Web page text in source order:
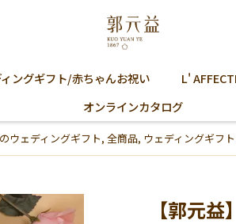
ングギフト/赤ちゃんお祝い L'
オンラインカタログ
ウェディングギフト, 全商品, ウェディングギフ
【郭元